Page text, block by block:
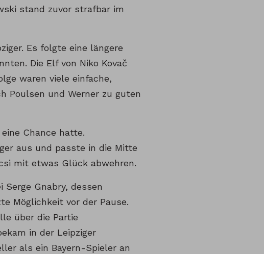
stand zuvor strafbar im
Es folgte eine längere
Die Elf von Niko Kovač
waren viele einfache,
Poulsen und Werner zu guten
Chance hatte.
aus und passte in die Mitte
mit etwas Glück abwehren.
Gnabry, dessen
Möglichkeit vor der Pause.
über die Partie
in der Leipziger
als ein Bayern-Spieler an